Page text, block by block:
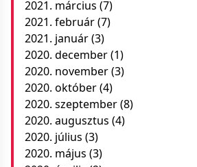
2021. március (7)
2021. február(7)
2021. január(3)
2020. december(1)
2020. november(3)
2020. október(4)
2020. szeptember(8)
2020. augusztus (4)
2020. július (3)
2020. május (3)